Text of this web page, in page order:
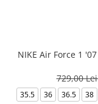
NIKE Air Force 1
729,00
35.5 36 36.5 38